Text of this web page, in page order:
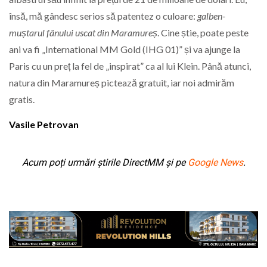
însă, mă gândesc serios să patentez o culoare: galben-
muștarul fânului uscat din Maramureș. Cine știe, poate peste
ani va fi „International MM Gold (IHG 01)” și va ajunge la
Paris cu un preț la fel de „inspirat” ca al lui Klein. Până atunci,
natura din Maramureș pictează gratuit, iar noi admirăm
gratis.
Vasile Petrovan
Acum poți urmări știrile DirectMM și pe Google News.